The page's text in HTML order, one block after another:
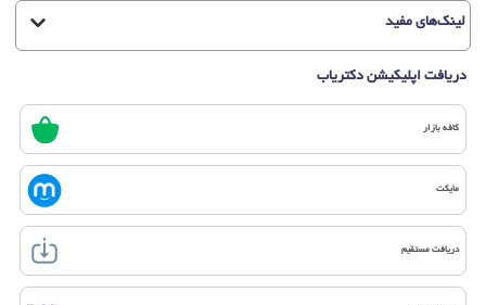
لینک‌های مفید
دریافت اپلیکیشن دکتریاب
کافه بازار
مایکت
دریافت مستقیم